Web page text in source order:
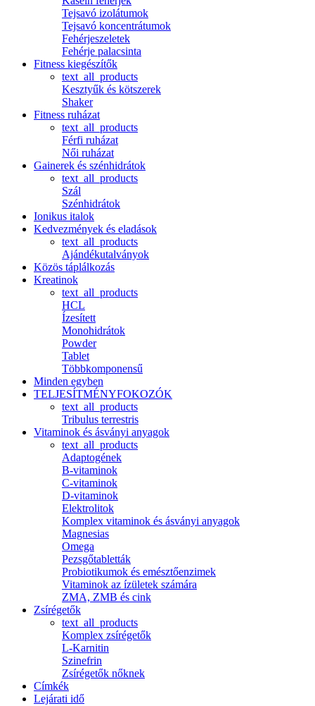
Tejsavó izolátumok
Tejsavó koncentrátumok
Fehérjeszeletek
Fehérje palacsinta
Fitness kiegészítők
text_all_products
Kesztyűk és kötszerek
Shaker
Fitness ruházat
text_all_products
Férfi ruházat
Női ruházat
Gainerek és szénhidrátok
text_all_products
Szál
Szénhidrátok
Ionikus italok
Kedvezmények és eladások
text_all_products
Ajándékutalványok
Közös táplálkozás
Kreatinok
text_all_products
HCL
Ízesített
Monohidrátok
Powder
Tablet
Többkomponensű
Minden egyben
TELJESÍTMÉNYFOKOZÓK
text_all_products
Tribulus terrestris
Vitaminok és ásványi anyagok
text_all_products
Adaptogének
B-vitaminok
C-vitaminok
D-vitaminok
Elektrolitok
Komplex vitaminok és ásványi anyagok
Magnesias
Omega
Pezsgőtabletták
Probiotikumok és emésztőenzimek
Vitaminok az ízületek számára
ZMA, ZMB és cink
Zsírégetők
text_all_products
Komplex zsírégetők
L-Karnitin
Szinefrin
Zsírégetők nőknek
Címkék
Lejárati idő